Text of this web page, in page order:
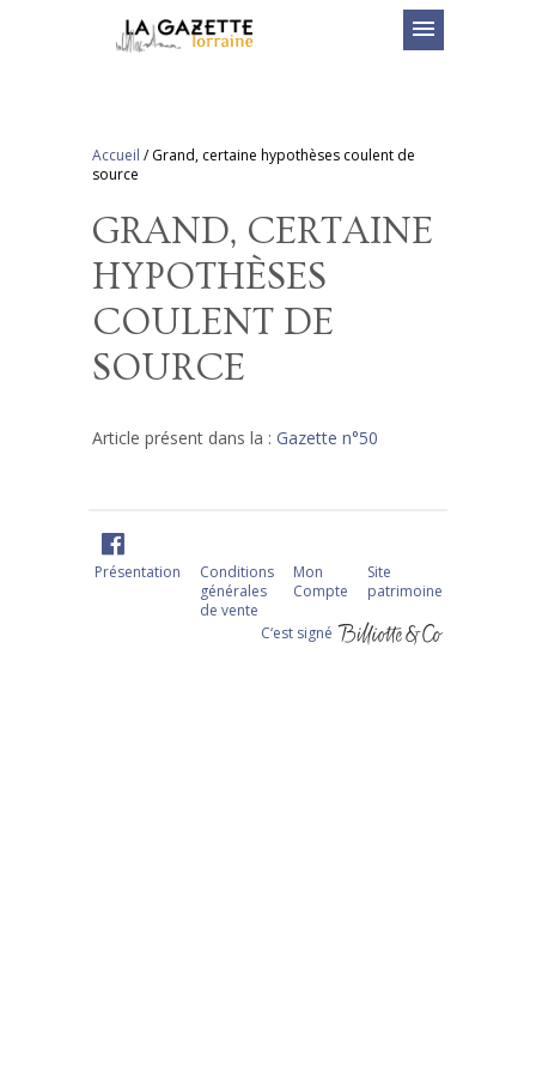
menu
Accueil /Grand, certaine hypothèses coulent de
source
GRAND, CERTAINE
HYPOTHÈSES
COULENT DE
SOURCE
Article présent dans la : Gazette n°50
Présentation
Conditions
générales
de vente
Mon
Compte
Site
patrimoine
C‘est signé